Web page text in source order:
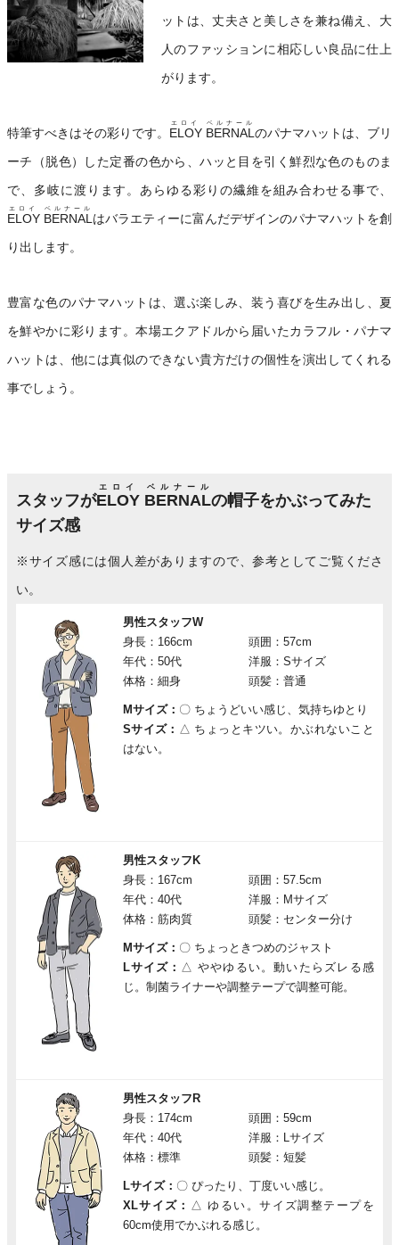
ットは、丈夫さと美しさを兼ね備え、大
人のファッションに相応しい良品に仕上
がります。
特筆すべきはその彩りです。 ELOY BERNAL
エロイ ベルナール
のパナマハットは、ブリ
ーチ（脱色）した定番の色から、ハッと目を引く鮮烈な色のものま
で、多岐に渡ります。あらゆる彩りの繊維を組み合わせる事で、
ELOY BERNAL
エロイ ベルナール
はバラエティーに富んだデザインのパナマハットを創
り出します。
豊富な色のパナマハットは、選ぶ楽しみ、装う喜びを生み出し、夏
を鮮やかに彩ります。本場エクアドルから届いたカラフル・パナマ
ハットは、他には真似のできない貴方だけの個性を演出してくれる
事でしょう。
スタッフがELOY BERNAL
エロイ ベルナール
の帽子をかぶってみた
サイズ感
※サイズ感には個人差がありますので、参考としてご覧くださ
い。
男性スタッフW
身長：166cm
年代：50代
体格：細身
頭囲：57cm
洋服：Sサイズ
頭髪：普通
Mサイズ： 〇ちょうどいい感じ、気持ちゆとり
Sサイズ： △ ちょっとキツい。かぶれないこと
はない。
男性スタッフK
身長：167cm
年代：40代
体格：筋肉質
頭囲：57.5cm
洋服：Mサイズ
頭髪：センター分け
Mサイズ： 〇ちょっときつめのジャスト
Lサイズ： △ ややゆるい。動いたらズレる感
じ。制菌ライナーや調整テープで調整可能。
男性スタッフR
身長：174cm
年代：40代
体格：標準
頭囲：59cm
洋服：Lサイズ
頭髪：短髪
Lサイズ： 〇ぴったり、丁度いい感じ。
XLサイズ： △ ゆるい。サイズ調整テープを
60cm使用でかぶれる感じ。